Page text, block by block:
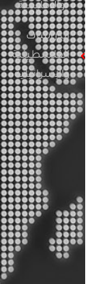
والإقليمية
الدراسات
الفلسطينية
والإسرائيلية